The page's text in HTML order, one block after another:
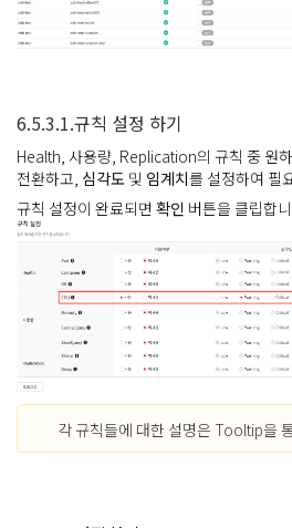
6.5.3.1.규칙 설정 하기
Health, 사용량, Replication의 규칙 중 원
전환하고, 심각도 및 임계치를 설정하여 필
규칙 설정이 완료되면 확인 버튼을 클립합
각 규칙들에 대한 설명은 Tooltip을